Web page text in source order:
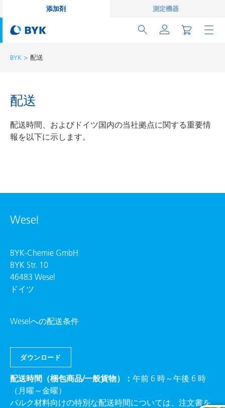
添加剤 測定機器
BYK 配送
配送
配送時間、およびドイツ国内の当社拠点に関する重要情
報を以下に示します。
Wesel
BYK-Chemie GmbH
BYK Str. 10
46483 Wesel
ドイツ
Weselへの配送条件
ダウンロード
配送時間（梱包商品/一般貨物）： 午前 6 時～午後 6 時
（月曜～金曜）
バルク材料向けの特別な配送時間については、注文書を